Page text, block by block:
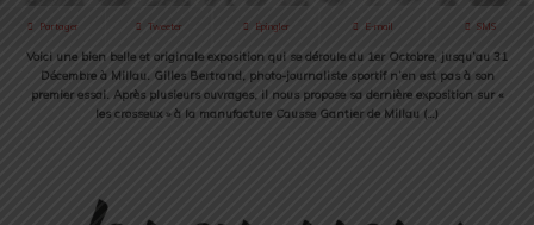
Partager Tweeter Épingler E-mail SMS
Voici une bien belle et originale exposition qui se déroule du 1er Octobre, jusqu’au 31
Décembre à Millau. Gilles Bertrand, photo-journaliste sportif n’en est pas à son
premier essai. Après plusieurs ouvrages, il nous propose sa dernière exposition sur «
les crosseux » à la manufacture Causse Gantier de Millau (…)